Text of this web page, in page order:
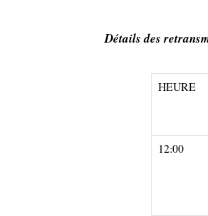
Détails des
HEURE
12:00